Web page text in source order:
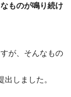
ものが鳴り続け
が、そんなもの
出しました。